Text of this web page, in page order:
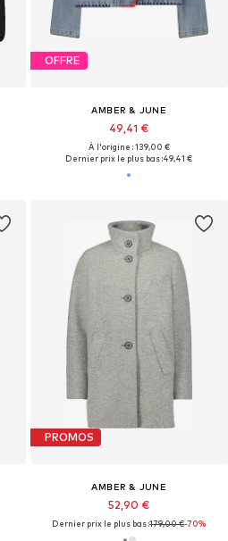
OFFRE
AMBER & JUNE
49,41 €
À l'origine : 139,00 €
Dernier prix le plus bas :49,41 €
PROMOS
AMBER & JUNE
52,90 €
Dernier prix le plus bas :179,00 €-70%